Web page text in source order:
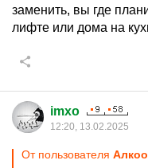
заменить, вы где
лифте или дома на
imxo
12:20, 13.02.2025
От пользователя